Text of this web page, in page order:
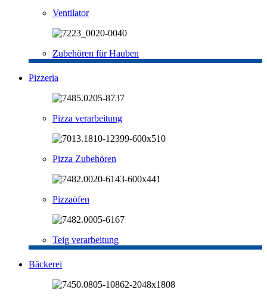
Ventilator
Zubehören für Hauben
Pizzeria
Pizza verarbeitung
Pizza Zubehören
Pizzaöfen
Teig verarbeitung
Bäckerei